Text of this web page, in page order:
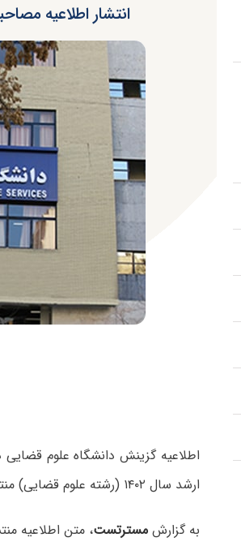
انتشار اطلاعیه
اطلاعیه گزینش دانشگاه علوم
ارشد سال ۱۴۰۲ (رشته علوم قضایی) منتشر شد.
به گزارش مسترتست، متن اطلاعیه